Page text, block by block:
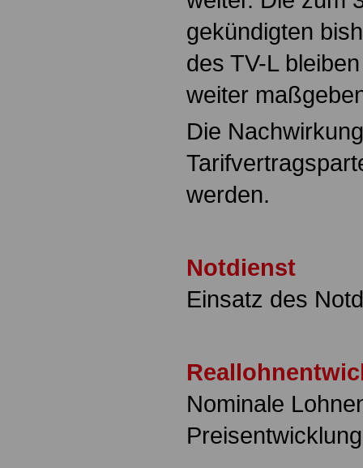
gekündigten
des TV-L
weiter
Die
werden.
Notdienst
Einsatz des
Nominale
Preisentwicklung